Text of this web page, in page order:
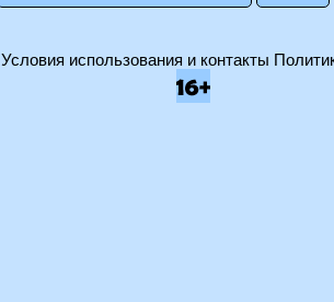
Условия использования и контакты